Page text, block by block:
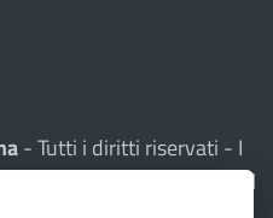
- Tutti i diritti riservati - I
sono di proprietà del